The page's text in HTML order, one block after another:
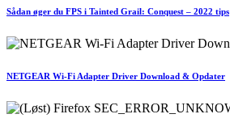
Sådan øger du FPS i Tainted Grail: Conquest – 2022 tips
NETGEAR Wi-Fi Adapter Driver Download & Opdater